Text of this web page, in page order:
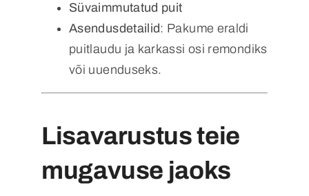
Süvaimmutatud puit
Asendusdetailid: Pakume eraldi
puitlaudu ja karkassi osi remondiks
või uuenduseks.
Lisavarustus teie
mugavuse jaoks